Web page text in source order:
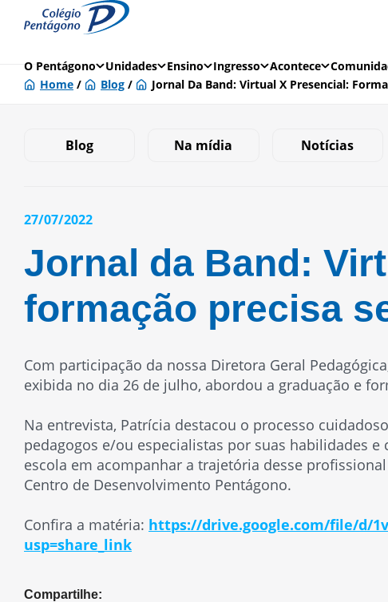
O Pentágono Unidades Ensino Ingresso Acontece
Home / Blog / Jornal Da Band: Virtual X Presencial:
Blog Na mídia Notícias
27/07/2022
Jornal da Band:
formação precisa
Com participação da nossa Diretora Geral
exibida no dia 26 de julho, abordou a graduação e
Na entrevista, Patrícia destacou o processo
pedagogos e/ou especialistas por suas habilidades
escola em acompanhar a trajetória desse
Centro de Desenvolvimento Pentágono.
Confira a matéria: https://drive.google.com/file/d/
usp=share_link
Compartilhe: